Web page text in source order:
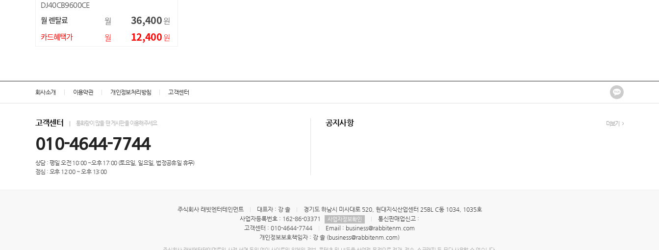
DJ40CB9600CE
월 렌탈료 월 36,400원
카드혜택가 월 12,400원
회사소개 이용약관 개인정보처리방침 고객센터
고객센터 통화량이 많을 땐 게시판을 이용해주세요
010-4644-7744
상담 : 평일 오전 10:00 ~오후 17:00 (토요일, 일요일, 법정공휴일 휴무)
점심 : 오후 12:00 ~ 오후 13:00
공지사항 더보기
주식회사 래빗엔터테인먼트 대표자 : 강 솔
경기도 하남시 미사대로 520, 현대지식산업센터 25BL C동 1034, 1035호
사업자등록번호 : 162-86-03371
사업자정보확인
통신판매업신고 :
고객센터 : 010-4644-7744
Email : business@rabbitenm.com
개인정보보호책임자 : 강 솔 (business@rabbitenm.com)